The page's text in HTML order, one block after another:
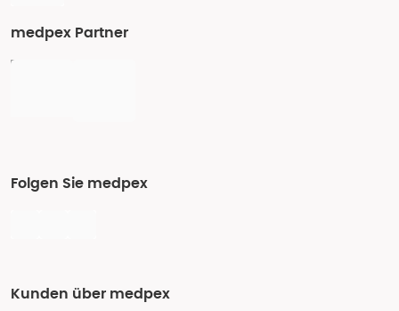
medpex Partner
Folgen Sie medpex
Kunden über medpex